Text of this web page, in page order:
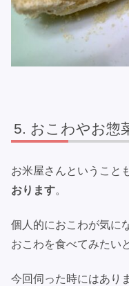
おこわやお惣
お米屋さんということ
おります。
個人的におこわが気に
おこわを食べてみたい
今回伺った時にはあり